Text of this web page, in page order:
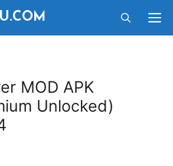
MOD APK
Unlocked)